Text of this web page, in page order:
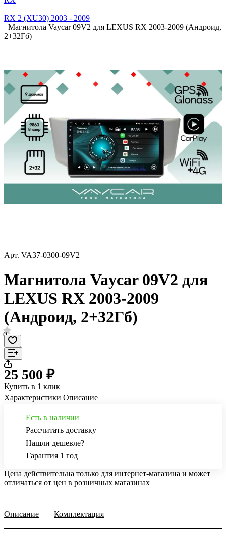
–
RX 2 (XU30) 2003 - 2009
–Магнитола Vaycar 09V2 для LEXUS RX 2003-2009 (Андроид,
2+32Гб)
Арт. VA37-0300-09V2
Магнитола Vaycar 09V2 для
LEXUS RX 2003-2009
(Андроид, 2+32Гб)
0
25 500 ₽
Купить в 1 клик
Характеристики Описание
Есть в наличии
Рассчитать доставку
Нашли дешевле?
Гарантия 1 год
Цена действительна только для интернет-магазина и может
отличаться от цен в розничных магазинах
Описание Комплектация